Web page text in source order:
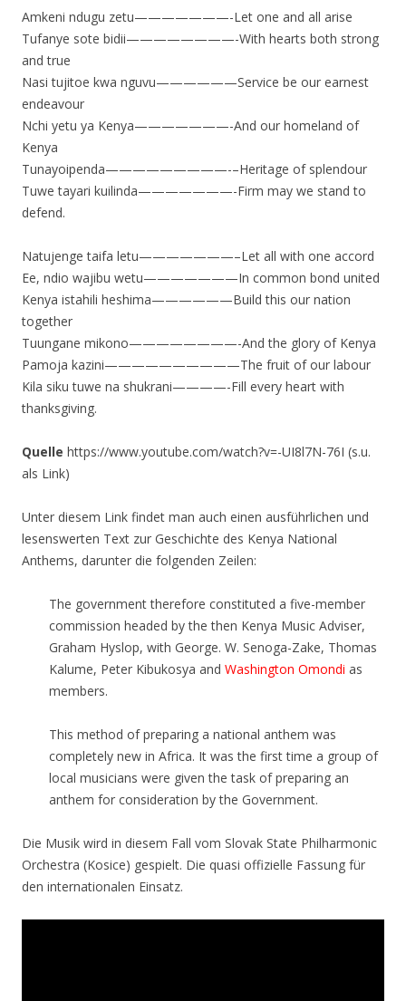
Amkeni ndugu zetu———————-Let one and all arise
Tufanye sote bidii————————-With hearts both strong
and true
Nasi tujitoe kwa nguvu——————Service be our earnest
endeavour
Nchi yetu ya Kenya———————-And our homeland of
Kenya
Tunayoipenda—————————-­–Heritage of splendour
Tuwe tayari kuilinda———————-Firm may we stand to
defend.
Natujenge taifa letu———————–Let all with one accord
Ee, ndio wajibu wetu———————In common bond united
Kenya istahili heshima——————Build this our nation
together
Tuungane mikono————————-And the glory of Kenya
Pamoja kazini——————————The fruit of our labour
Kila siku tuwe na shukrani————-Fill every heart with
thanksgiving.
Quelle https://www.youtube.com/watch?v=-UI8l7N-76I (s.u.
als Link)
Unter diesem Link findet man auch einen ausführlichen und
lesenswerten Text zur Geschichte des Kenya National
Anthems, darunter die folgenden Zeilen:
The government therefore constituted a five-member
commission headed by the then Kenya Music Adviser,
Graham Hyslop, with George. W. Senoga-Zake, Thomas
Kalume, Peter Kibukosya and Washington Omondi as
members.
This method of preparing a national anthem was
completely new in Africa. It was the first time a group of
local musicians were given the task of preparing an
anthem for consideration by the Government.
Die Musik wird in diesem Fall vom Slovak State Philharmonic
Orchestra (Kosice) gespielt. Die quasi offizielle Fassung für
den internationalen Einsatz.